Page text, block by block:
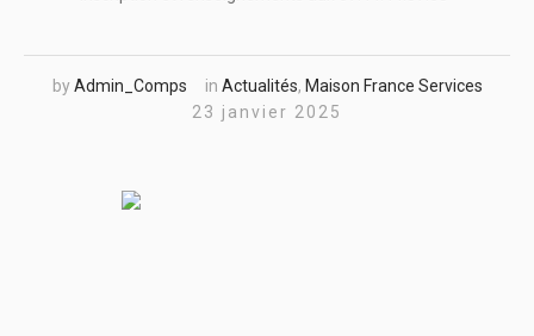
byAdmin_Comps in Actualités, Maison France Services
23 janvier 2025